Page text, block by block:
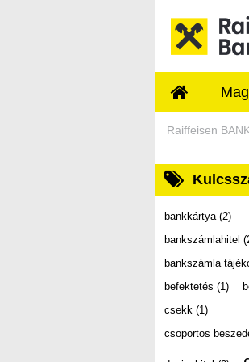
Raiffeisen BANK
bankkártya (2)
bankszámlahitel
bankszámla
befektetés (1)
csekk (1)
csoportos